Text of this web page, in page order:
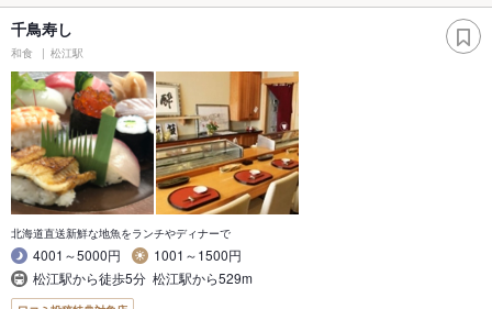
千鳥寿し
和食 松江駅
北海道直送新鮮な地魚をランチやディナーで
4001～5000円
1001～1500円
松江駅から徒歩5分 松江駅から529m